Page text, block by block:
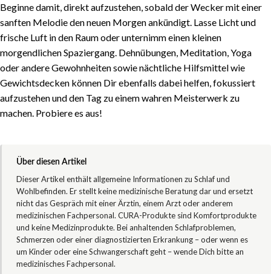
Beginne damit, direkt aufzustehen, sobald der Wecker mit einer
sanften Melodie den neuen Morgen ankündigt. Lasse Licht und
frische Luft in den Raum oder unternimm einen kleinen
morgendlichen Spaziergang. Dehnübungen, Meditation, Yoga
oder andere Gewohnheiten sowie nächtliche Hilfsmittel wie
Gewichtsdecken können Dir ebenfalls dabei helfen, fokussiert
aufzustehen und den Tag zu einem wahren Meisterwerk zu
machen. Probiere es aus!
Über diesen Artikel
Dieser Artikel enthält allgemeine Informationen zu Schlaf und
Wohlbefinden. Er stellt keine medizinische Beratung dar und ersetzt
nicht das Gespräch mit einer Ärztin, einem Arzt oder anderem
medizinischen Fachpersonal. CURA-Produkte sind Komfortprodukte
und keine Medizinprodukte. Bei anhaltenden Schlafproblemen,
Schmerzen oder einer diagnostizierten Erkrankung – oder wenn es
um Kinder oder eine Schwangerschaft geht – wende Dich bitte an
medizinisches Fachpersonal.